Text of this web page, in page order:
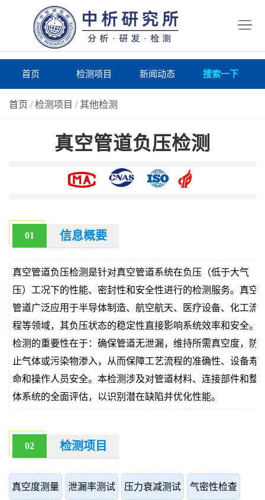
首页 检测项目 新闻动态 搜索一下
首页 /检测项目 /其他检测
真空管道负压检测
01 信息概要
真空管道负压检测是针对真空管道系统在负压（低于大气
压）工况下的性能、密封性和安全性进行的检测服务。真空
管道广泛应用于半导体制造、航空航天、医疗设备、化工流
程等领域，其负压状态的稳定性直接影响系统效率和安全。
检测的重要性在于：确保管道无泄漏，维持所需真空度，防
止气体或污染物渗入，从而保障工艺流程的准确性、设备寿
命和操作人员安全。本检测涉及对管道材料、连接部件和整
体系统的全面评估，以识别潜在缺陷并优化性能。
02 检测项目
真空度测量 泄漏率测试 压力衰减测试 气密性检查
价
真
伪
查
询